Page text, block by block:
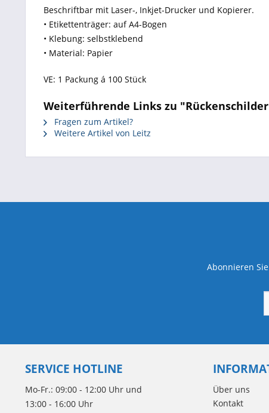
Beschriftbar mit Laser-, Inkjet-Drucker und Kopierer.
• Etikettenträger: auf A4-Bogen
• Klebung: selbstklebend
• Material: Papier
VE: 1 Packung á 100 Stück
Weiterführende Links zu
Fragen zum Artikel?
Weitere Artikel von Leitz
Abonnieren
SERVICE HOTLINE
Mo-Fr.: 09:00 - 12:00 Uhr und
13:00 - 16:00 Uhr
Über uns
Kontakt